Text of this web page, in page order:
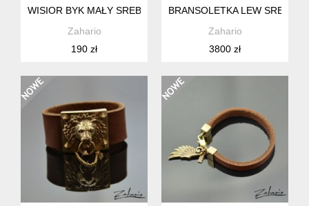
WISIOR BYK MAŁY SREBRO ZAHARIO
Zahario
190 zł
BRANSOLETKA LEW SREBRO
Zahario
3800 zł